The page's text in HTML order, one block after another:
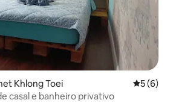
Khlong Toei 5 de
5 (6)
casal e banheiro privativo